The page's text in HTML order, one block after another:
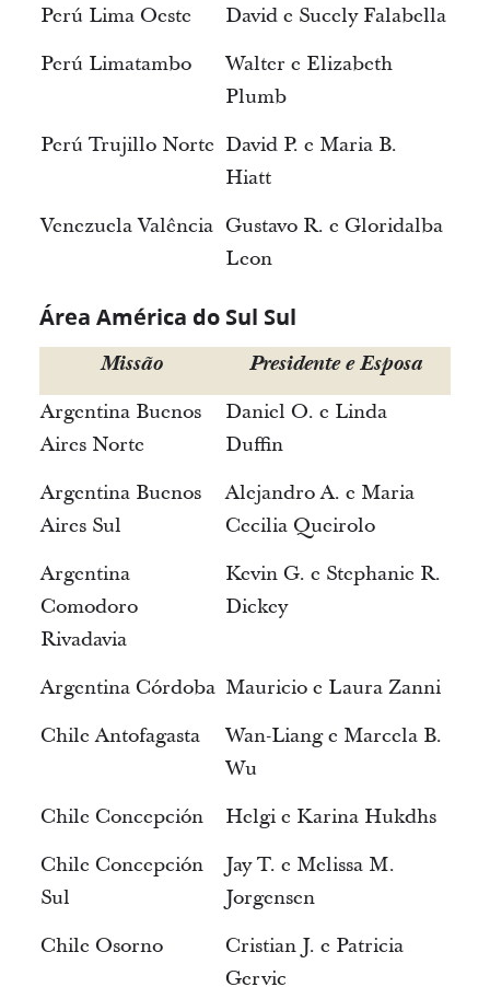
Perú Lima Oeste
David e Sucely Falabella
Perú Limatambo
Walter e Elizabeth
Plumb
Perú Trujillo Norte David P. e Maria B.
Hiatt
Venezuela Valência Gustavo R. e Gloridalba
Leon
Área América do Sul Sul
Missão
Presidente e Esposa
Argentina Buenos
Aires Norte
Daniel O. e Linda
Duffin
Argentina Buenos
Aires Sul
Alejandro A. e Maria
Cecilia Queirolo
Argentina
Comodoro
Rivadavia
Kevin G. e Stephanie R.
Dickey
Argentina Córdoba Mauricio e Laura Zanni
Chile Antofagasta
Wan-Liang e Marcela B.
Wu
Chile Concepción
Helgi e Karina Hukdhs
Chile Concepción
Sul
Jay T. e Melissa M.
Jorgensen
Chile Osorno
Cristian J. e Patricia
Gervic